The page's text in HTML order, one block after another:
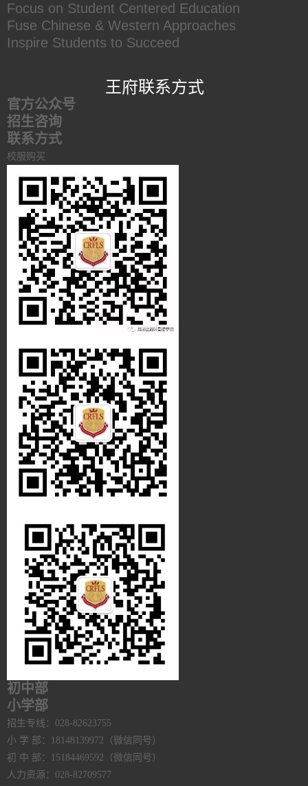
Focus on Student Centered Education
Fuse Chinese & Western Approaches
Inspire Students to Succeed
王府联系方式
官方公众号
招生咨询
联系方式
校服购买
初中部
小学部
招生专线：028-82623755
小 学 部：18148139972（微信同号）
初 中 部：15184469592（微信同号）
人力资源：028-82709577